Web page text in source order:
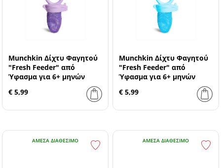
Munchkin Δίχτυ Φαγητού
"Fresh Feeder" από
Ύφασμα για 6+ μηνών
€ 5,99
Munchkin Δίχτυ Φαγητού
"Fresh Feeder" από
Ύφασμα για 6+ μηνών
€ 5,99
ΆΜΕΣΑ ΔΙΑΘΈΣΙΜΟ ΆΜΕΣΑ ΔΙΑΘΈΣΙΜΟ